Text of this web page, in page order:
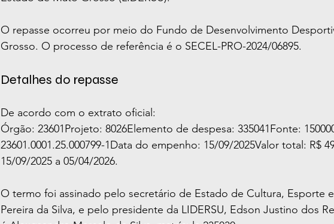
O repasse ocorreu por meio do Fundo de Desenvolvimento
Grosso. O processo de referência é o SECEL-PRO-2024/06895.
Detalhes do repasse
De acordo com o extrato oficial:
Órgão: 23601Projeto: 8026Elemento de despesa: 335041Fonte:
23601.0001.25.000799-1Data do empenho: 15/09/2025Valor total: R$
15/09/2025 a 05/04/2026.
O termo foi assinado pelo secretário de Estado de Cultura, Esporte
Pereira da Silva, e pelo presidente da LIDERSU, Edson Justino dos